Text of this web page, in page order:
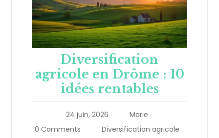
Diversification
agricole en Drôme : 10
idées rentables
24 juin, 2026
Marie
0 Comments
Diversification agricole